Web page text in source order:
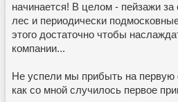
начинается! В целом - пейзажи за
лес и периодически
этого достаточно чтобы
компании...
Не успели мы прибыть на первую
как со мной случилось первое